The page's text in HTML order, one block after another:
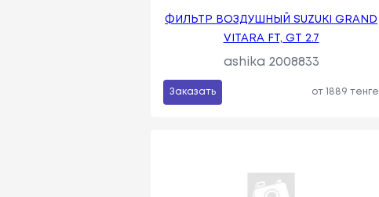
ФИЛЬТР ВОЗДУШНЫЙ SUZUKI GRAND
VITARA FT, GT 2.7
ashika 2008833
Заказать от 1889 тенге